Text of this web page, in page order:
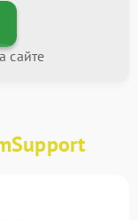
сайте